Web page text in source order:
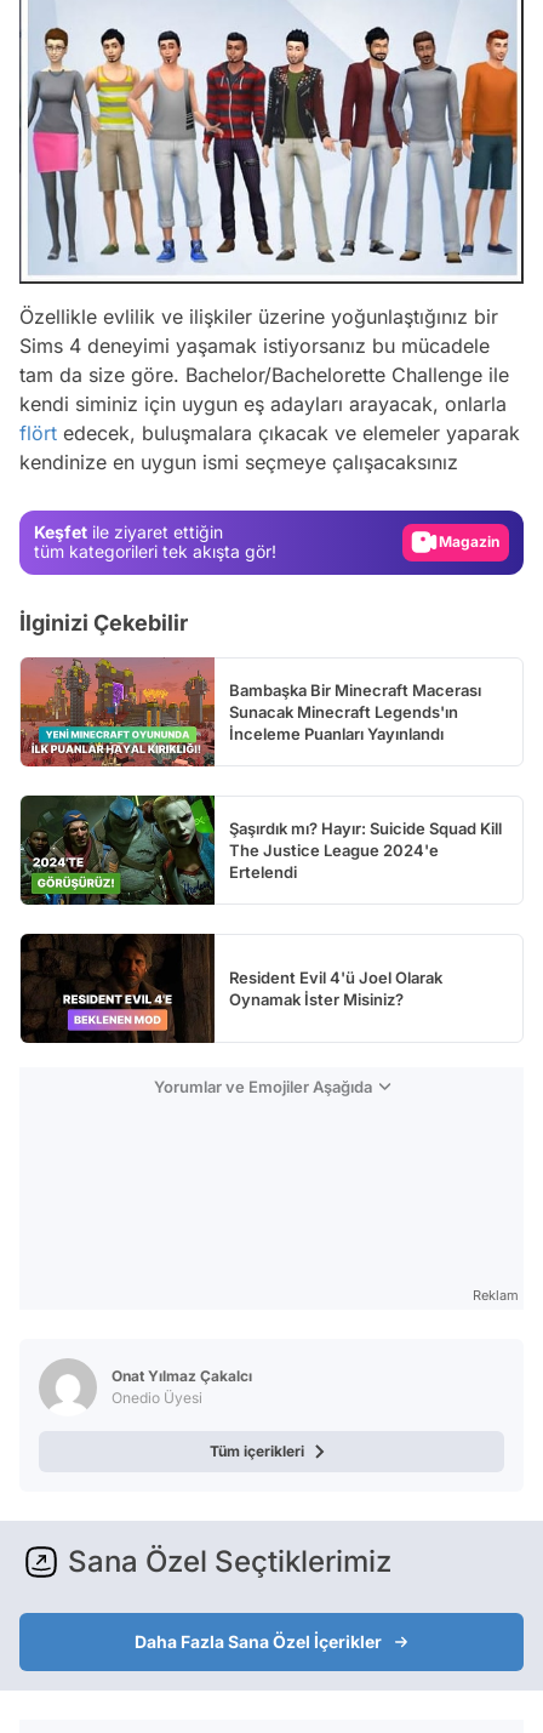
Özellikle evlilik ve ilişkiler üzerine yoğunlaştığınız bir
Sims 4 deneyimi yaşamak istiyorsanız bu mücadele
tam da size göre. Bachelor/Bachelorette Challenge ile
kendi siminiz için uygun eş adayları arayacak, onlarla
flört edecek, buluşmalara çıkacak ve elemeler yaparak
kendinize en uygun ismi seçmeye çalışacaksınız
Keşfet ile ziyaret ettiğin
tüm kategorileri tek akışta gör!
Video
Test
Gündem
Video
İlginizi Çekebilir
Bambaşka Bir Minecraft Macerası
Sunacak Minecraft Legends'ın
İnceleme Puanları Yayınlandı
Şaşırdık mı? Hayır: Suicide Squad Kill
The Justice League 2024'e
Ertelendi
Resident Evil 4'ü Joel Olarak
Oynamak İster Misiniz?
Yorumlar ve Emojiler Aşağıda
Reklam
Onat Yılmaz Çakalcı
Onedio Üyesi
Tüm içerikleri
Sana Özel Seçtiklerimiz
Daha Fazla Sana Özel İçerikler